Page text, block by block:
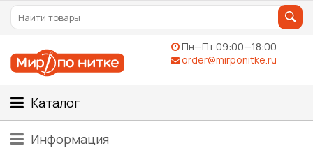
Пн—Пт 09:00—18:00
order@mirponitke.ru
Каталог
Информация